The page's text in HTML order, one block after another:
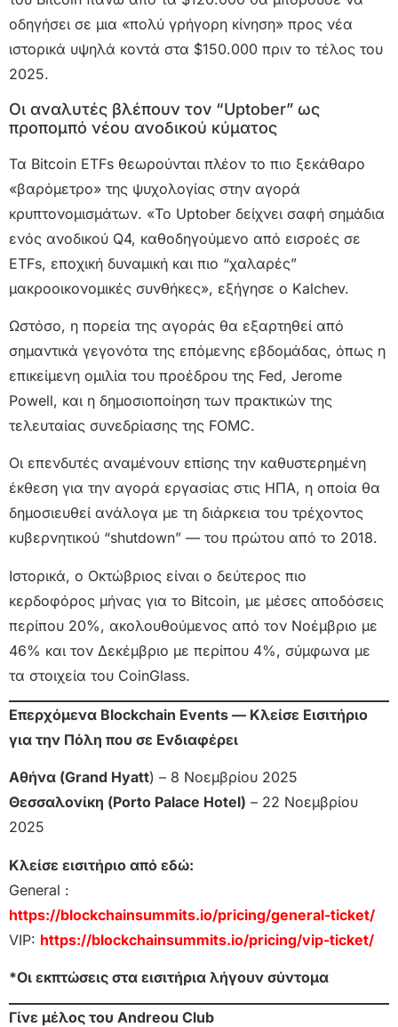
οδηγήσει σε μια «πολύ γρήγορη κίνηση» προς νέα
ιστορικά υψηλά κοντά στα $150.000 πριν το τέλος του
2025.
Οι αναλυτές βλέπουν τοv “Uptober” ως
προπομπό νέου ανοδικού κύματος
Τα Bitcoin ETFs θεωρούνται πλέον το πιο ξεκάθαρο
«βαρόμετρο» της ψυχολογίας στην αγορά
κρυπτονομισμάτων. «Το Uptober δείχνει σαφή σημάδια
ενός ανοδικού Q4, καθοδηγούμενο από εισροές σε
ETFs, εποχική δυναμική και πιο “χαλαρές”
μακροοικονομικές συνθήκες», εξήγησε ο Kalchev.
Ωστόσο, η πορεία της αγοράς θα εξαρτηθεί από
σημαντικά γεγονότα της επόμενης εβδομάδας, όπως η
επικείμενη ομιλία του προέδρου της Fed, Jerome
Powell, και η δημοσιοποίηση των πρακτικών της
τελευταίας συνεδρίασης της FOMC.
Οι επενδυτές αναμένουν επίσης την καθυστερημένη
έκθεση για την αγορά εργασίας στις ΗΠΑ, η οποία θα
δημοσιευθεί ανάλογα με τη διάρκεια του τρέχοντος
κυβερνητικού “shutdown” — του πρώτου από το 2018.
Ιστορικά, ο Οκτώβριος είναι ο δεύτερος πιο
κερδοφόρος μήνας για το Bitcoin, με μέσες αποδόσεις
περίπου 20%, ακολουθούμενος από τον Νοέμβριο με
46% και τον Δεκέμβριο με περίπου 4%, σύμφωνα με
τα στοιχεία του CoinGlass.
Επερχόμενα Blockchain Events — Κλείσε Εισιτήριο
για την Πόλη που σε Ενδιαφέρει
Αθήνα (Grand Hyatt) – 8 Νοεμβρίου 2025
Θεσσαλονίκη (Porto Palace Hotel) – 22 Νοεμβρίου
2025
Κλείσε εισιτήριο από εδώ:
General :
https://blockchainsummits.io/pricing/general-ticket/
VIP: https://blockchainsummits.io/pricing/vip-ticket/
*Οι εκπτώσεις στα εισιτήρια λήγουν σύντομα
Γίνε μέλος του Andreou Club